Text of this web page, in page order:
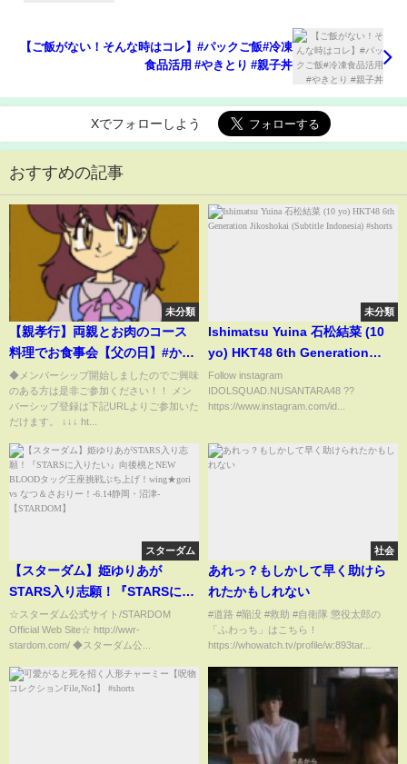
【ご飯がない！そんな時はコレ】#パックご飯#冷凍
食品活用 #やきとり #親子丼
Xでフォローしよう
おすすめの記事
未分類
【親孝行】両親とお肉のコース
料理でお食事会【父の日】#かじ
池亭 #飯テロ #フレンチステー
キ #レストラン #我孫子グルメ #
ミステリーツアー #嫁姑 #はなわ
ー
◆メンバーシップ開始しましたのでご興味
のある方は是非ご参加ください！！ メン
バーシップ登録は下記URLよりご参加いた
だけます。 ↓↓↓ ht...
未分類
Ishimatsu Yuina 石松結菜 (10
yo) HKT48 6th Generation
Jikoshokai (Subtitle
Indonesia) #shorts
Follow instagram
IDOLSQUAD.NUSANTARA48 ??
https://www.instagram.com/id...
スターダム
【スターダム】姫ゆりあが
STARS入り志願！『STARSに入
りたい』向後桃とNEW BLOOD
タッグ王座挑戦ぶち上げ！
wing★gori vs なつ＆さおり
ー！-6.14静岡・沼津-
【STARDOM】
☆スターダム公式サイト/STARDOM
Official Web Site☆ http://wwr-
stardom.com/ ◆スターダム公...
社会
あれっ？もしかして早く助けら
れたかもしれない
#道路 #陥没 #救助 #自衛隊 懲役太郎の
「ふわっち」はこちら！
https://whowatch.tv/profile/w:893tar...